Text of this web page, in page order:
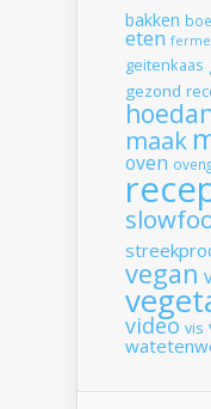
bakken
eten
geitenkaas
gezond
maak
oven
vegan
video vis